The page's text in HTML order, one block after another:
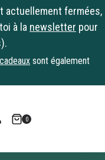
actuellement fermées,
à la newsletter pour
sont également
0